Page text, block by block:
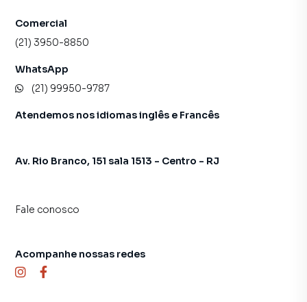
Comercial
(21) 3950-8850
WhatsApp
(21) 99950-9787
Atendemos nos idiomas inglês e Francês
Av. Rio Branco, 151 sala 1513 - Centro - RJ
Fale conosco
Acompanhe nossas redes